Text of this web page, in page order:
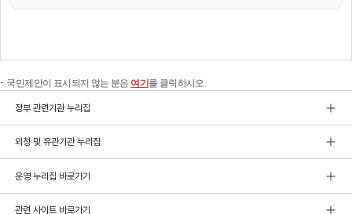
국민제안이 표시되지 않는 분은 여기 를 클릭하시오.
정부 관련기관 누리집
외청 및 유관기관 누리집
운영 누리집 바로가기
관련 사이트 바로가기